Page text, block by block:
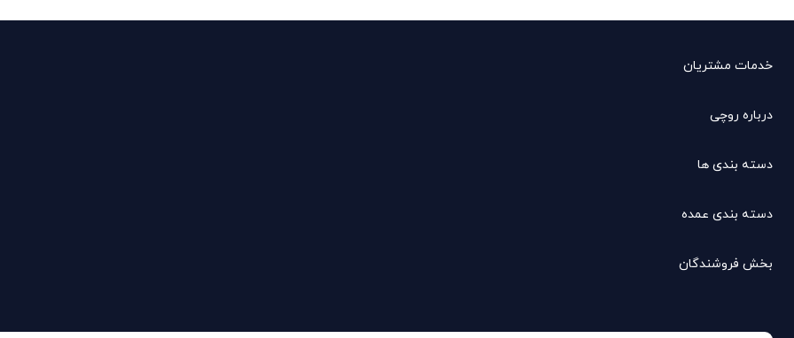
خدمات مشتریان
درباره روچی
دسته بندی ها
دسته بندی عمده
بخش فروشندگان